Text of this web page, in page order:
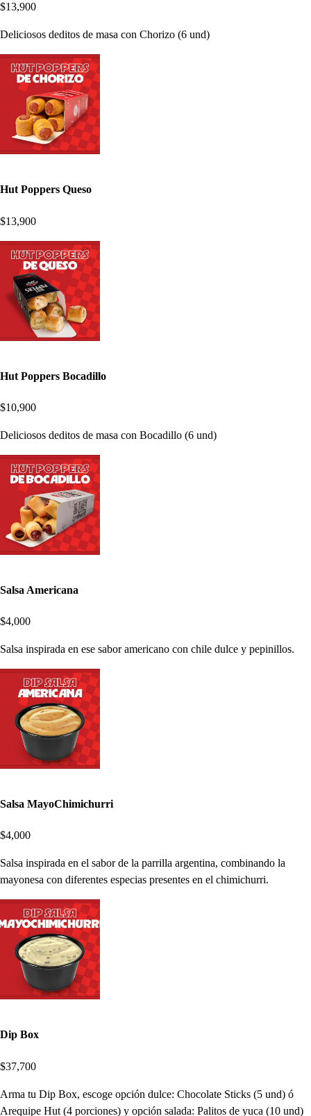
$13,900
Deliciosos deditos de masa con Chorizo (6 und)
Hut Poppers Queso
$13,900
Hut Poppers Bocadillo
$10,900
Deliciosos deditos de masa con Bocadillo (6 und)
Salsa Americana
$4,000
Salsa inspirada en ese sabor americano con chile dulce y pepinillos.
Salsa MayoChimichurri
$4,000
Salsa inspirada en el sabor de la parrilla argentina, combinando la
mayonesa con diferentes especias presentes en el chimichurri.
Dip Box
$37,700
Arma tu Dip Box, escoge opción dulce: Chocolate Sticks (5 und) ó
Arequipe Hut (4 porciones) y opción salada: Palitos de yuca (10 und)